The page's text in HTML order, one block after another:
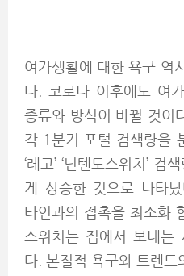
여가생활에 대한 욕구 역
다. 코로나 이후에도 여
종류와 방식이 바뀔 것
각 1분기 포털 검색량을
‘레고’ ‘닌텐도스위치’
게 상승한 것으로 나타
타인과의 접촉을 최소화
스위치는 집에서 보내는
다. 본질적 욕구와 트렌드